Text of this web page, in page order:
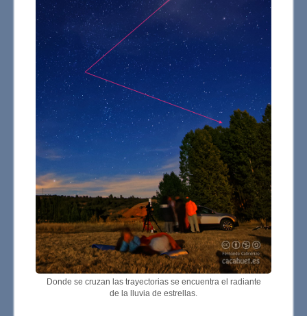
Donde se cruzan las trayectorias se encuentra el radiante
de la lluvia de estrellas.